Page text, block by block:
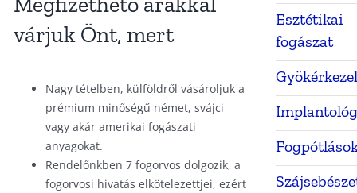
várjuk Önt, mert
Nagy tételben, külföldről vásároljuk a
prémium minőségű német, svájci
vagy akár amerikai fogászati
anyagokat.
Rendelőnkben 7 fogorvos dolgozik, a
fogorvosi hivatás elkötelezettjei, ezért
Esztétikai
fogászat